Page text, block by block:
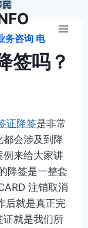
务咨询 电
签吗？
证降签是非常
会涉及到降
例来给大家讲
降签是一整套
注销取消
后就是真正完
证就是我们所